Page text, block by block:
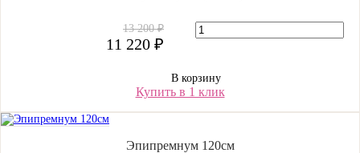
13 200 ₽
11 220 ₽
В корзину
Купить в 1 клик
Эпипремнум 120см